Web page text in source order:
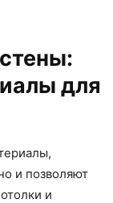
для
и позволяют
и